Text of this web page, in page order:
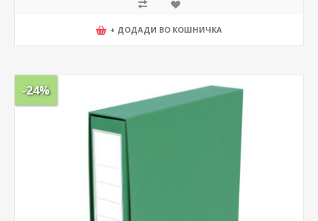
+ ДОДАДИ ВО КОШНИЧКА
-24%